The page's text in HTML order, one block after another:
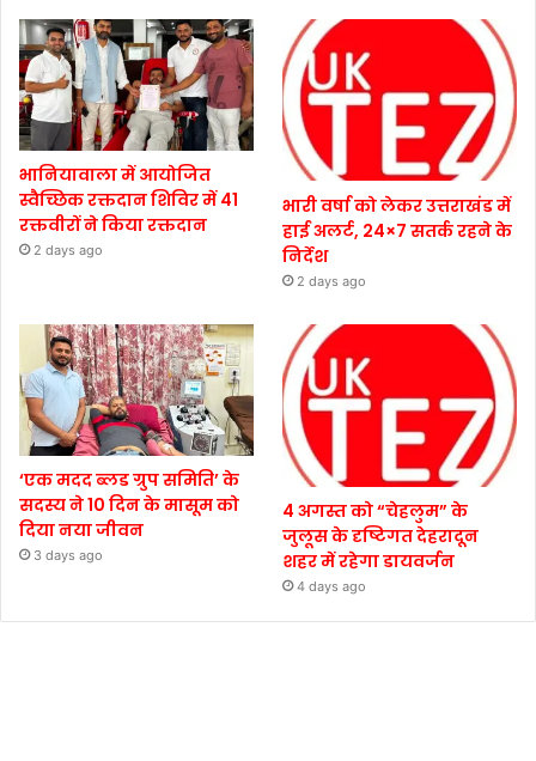
भानियावाला में आयोजित
स्वैच्छिक रक्तदान शिविर में 41
रक्तवीरों ने किया रक्तदान
2 days ago
भारी वर्षा को लेकर उत्तराखंड में
हाई अलर्ट, 24×7 सतर्क रहने के
निर्देश
2 days ago
‘एक मदद ब्लड ग्रुप समिति’ के
सदस्य ने 10 दिन के मासूम को
दिया नया जीवन
3 days ago
4 अगस्त को “चेहलुम” के
जुलूस के दृष्टिगत देहरादून
शहर में रहेगा डायवर्जन
4 days ago